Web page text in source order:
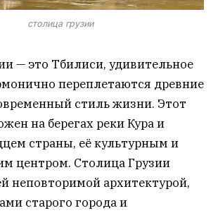
столица грузии
— это Тбилиси, удивительное
переплетаются древние
стиль жизни. Этот
на берегах реки Кура и
страны, её культурным и
центром. Столица Грузии
неповторимой архитектурой,
старого города и